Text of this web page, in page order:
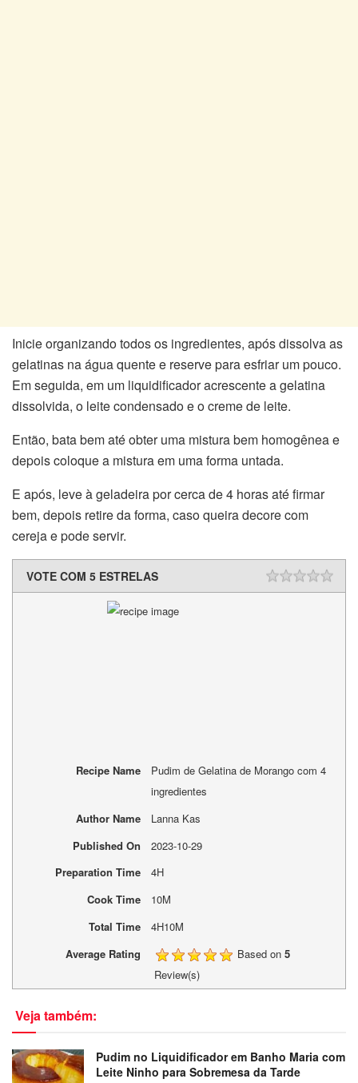
Inicie organizando todos os ingredientes, após dissolva as
gelatinas na água quente e reserve para esfriar um pouco.
Em seguida, em um liquidificador acrescente a gelatina
dissolvida, o leite condensado e o creme de leite.
Então, bata bem até obter uma mistura bem homogênea e
depois coloque a mistura em uma forma untada.
E após, leve à geladeira por cerca de 4 horas até firmar
bem, depois retire da forma, caso queira decore com
cereja e pode servir.
VOTE COM 5 ESTRELAS
Recipe Name
Pudim de Gelatina de Morango com 4
ingredientes
Author Name
Lanna Kas
Published On
2023-10-29
Preparation Time
4H
Cook Time
10M
Total Time
4H10M
Average Rating
Based on 5
Review(s)
Veja também:
Pudim no Liquidificador em Banho Maria com
Leite Ninho para Sobremesa da Tarde